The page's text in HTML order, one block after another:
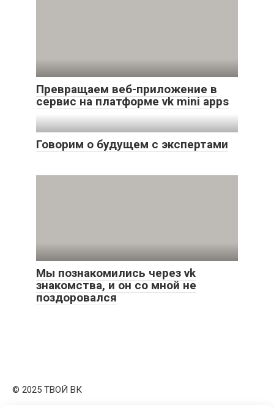
Превращаем веб-приложение в
сервис на платформе vk mini apps
Говорим о будущем с экспертами
Мы познакомились через vk
знакомства, и он со мной не
поздоровался
© 2025 ТВОЙ ВК